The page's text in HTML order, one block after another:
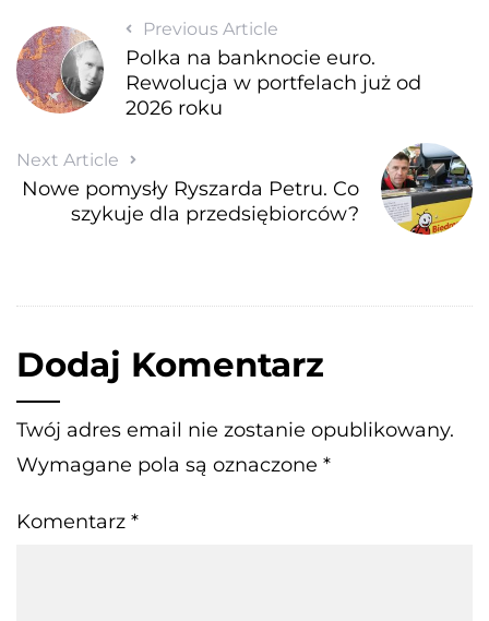
Previous Article
Polka na banknocie euro.
Rewolucja w portfelach już od
2026 roku
Next Article
Nowe pomysły Ryszarda Petru. Co
szykuje dla przedsiębiorców?
Dodaj Komentarz
Twój adres email nie zostanie opublikowany.
Wymagane pola są oznaczone *
Komentarz *